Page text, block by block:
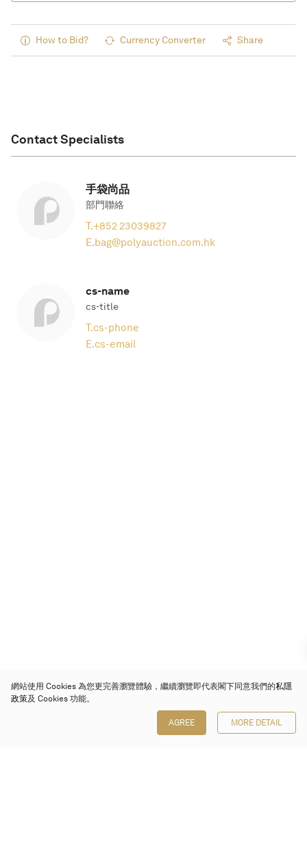
How to Bid? Currency Converter Share
Contact Specialists
手袋尚品
部門聯絡
T.+852 23039827
E.bag@polyauction.com.hk
cs-name
cs-title
T.cs-phone
E.cs-email
網站使用 Cookies 為您更完善瀏覽體驗，繼續瀏覽即代表閣下同意我們的私隱
政策及 Cookies 功能。
AGREE MORE DETAIL